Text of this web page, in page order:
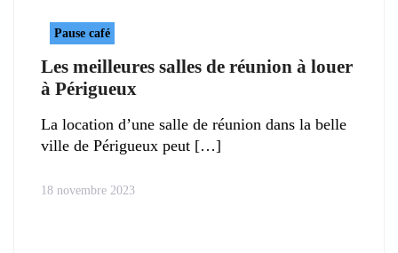
Pause café
Les meilleures salles de réunion à louer
à Périgueux
La location d’une salle de réunion dans la belle
ville de Périgueux peut
18 novembre 2023